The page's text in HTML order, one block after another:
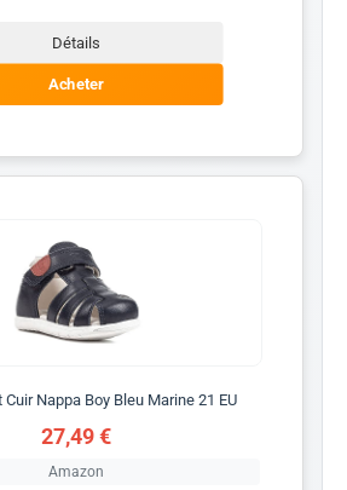
Détails
Acheter
Nappa Boy Bleu Marine 21 EU
27,49 €
Amazon